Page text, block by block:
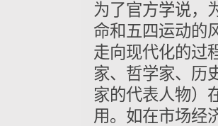
为了官方学说，
命和五四运动的
走向现代化的过
家、哲学家、历
家的代表人物）
用。如在市场经